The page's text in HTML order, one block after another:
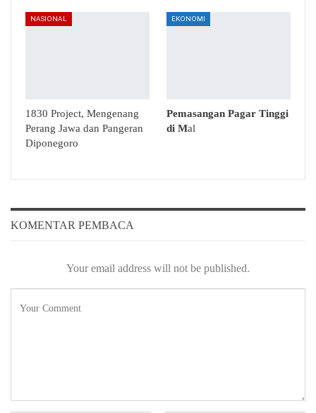
NASIONAL
1830 Project, Mengenang
Perang Jawa dan Pangeran
Diponegoro
EKONOMI
Pemasangan Pagar Tinggi
di Mal
KOMENTAR PEMBACA
Your email address will not be published.